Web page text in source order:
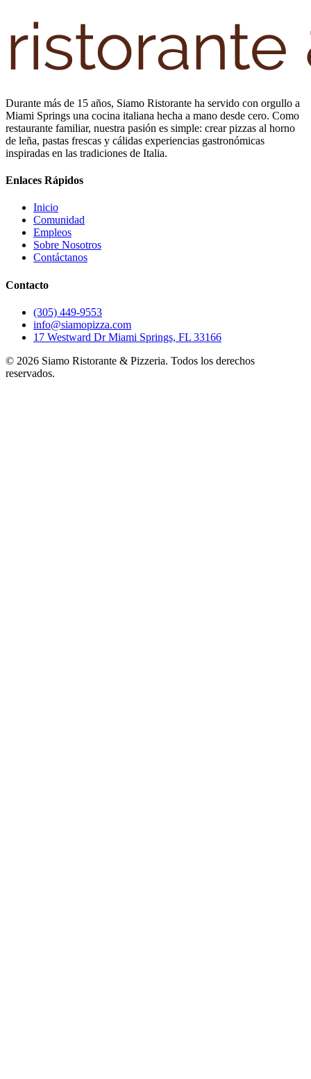
Durante más de 15 años, Siamo Ristorante ha servido con orgullo a
Miami Springs una cocina italiana hecha a mano desde cero. Como
restaurante familiar, nuestra pasión es simple: crear pizzas al horno
de leña, pastas frescas y cálidas experiencias gastronómicas
inspiradas en las tradiciones de Italia.
Enlaces Rápidos
Inicio
Comunidad
Empleos
Sobre Nosotros
Contáctanos
Contacto
(305) 449-9553
info@siamopizza.com
17 Westward Dr Miami Springs, FL 33166
© 2026 Siamo Ristorante & Pizzeria. Todos los derechos
reservados.